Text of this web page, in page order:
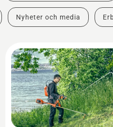
Nyheter och media